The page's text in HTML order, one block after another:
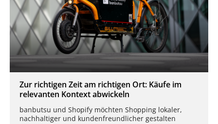
Zur richtigen Zeit am richtigen Ort: Käufe im
relevanten Kontext abwickeln
banbutsu und Shopify möchten Shopping lokaler,
nachhaltiger und kundenfreundlicher gestalten